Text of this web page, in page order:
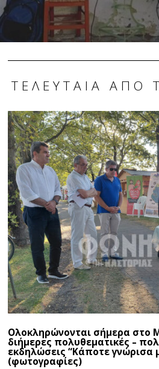
ΤΕΛΕΥΤΑΊΑ ΑΠΌ
Ολοκληρώνονται σήμερα στο
διήμερες πολυθεματικές –
εκδηλώσεις “Κάποτε γνώρισα
(φωτογραφίες)